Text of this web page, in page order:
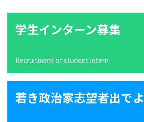
学生インターン募集
Recruitment of student intern
若き政治家志望者出でよ